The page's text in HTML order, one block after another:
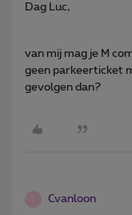
Dag Luc,
van mij mag je M
geen parkeerticket
gevolgen dan?
Cvanloon